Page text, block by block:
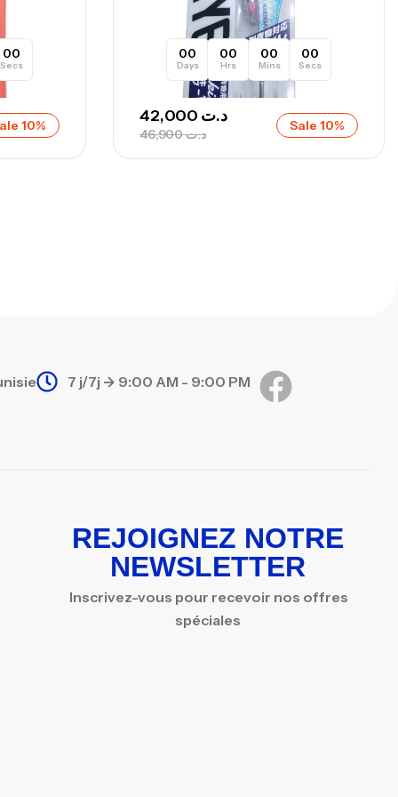
Sunset Secret Cove 420 Cm 100
G
00
Secs
10%
00
Days
00
Hrs
00
Mins
00
Secs
د.ت46,900
د.ت Sale 10%
7 j/7j -> 9:00 AM - 9:00 PM
REJOIGNEZ NOTRE
NEWSLETTER
Inscrivez-vous pour recevoir nos offres
spéciales